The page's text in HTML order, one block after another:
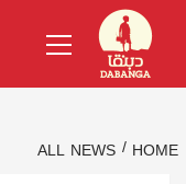
content
Menu
HOME
ALL NEWS